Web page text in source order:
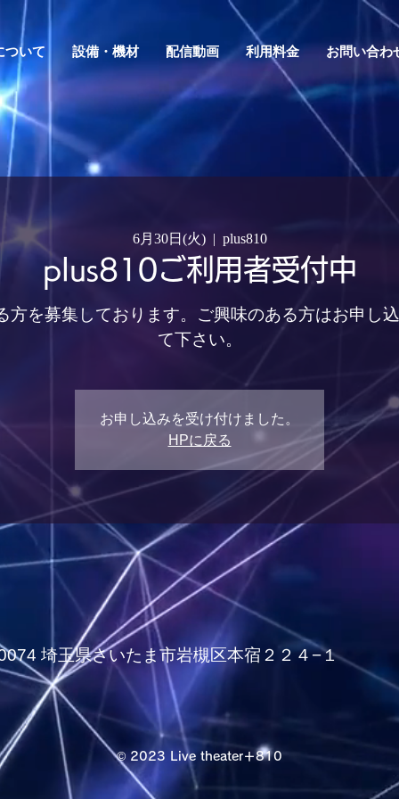
ついて 設備・機材 配信動画 利用料金 お問い合わ
6月30日(火)
  |
plus810
plus810ご利用者受付中
方を募集しております。ご興味のある方はお申し
て下さい。
お申し込みを受け付けました。
HPに戻る
埼玉県さいたま市岩槻区本宿２２４−１
© 2023 Live theater＋810